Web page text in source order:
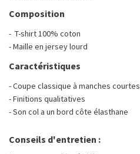
Composition
- T-shirt 100% coton
- Maille en jersey lourd
Caractéristiques
- Coupe classique à manches courtes
- Finitions qualitatives
- Son col a un bord côte élasthane
Conseils d'entretien :